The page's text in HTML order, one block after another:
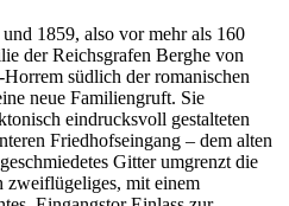
1859, also vor mehr als 160
der Reichsgrafen Berghe von
südlich der romanischen
neue Familiengruft. Sie
eindrucksvoll gestalteten
Friedhofseingang – dem alten
Gitter umgrenzt die
zweiflügeliges, mit einem